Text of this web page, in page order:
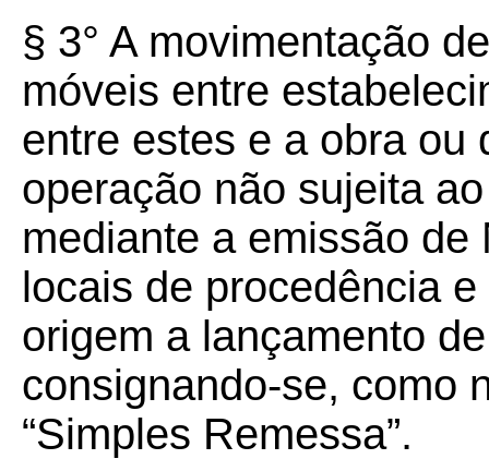
§ 3° A movimentação
móveis entre
entre estes e a obra ou
operação não sujeita
mediante a emissão
locais de procedência
origem a lançamento
consignando-se, como
“Simples Remessa”.